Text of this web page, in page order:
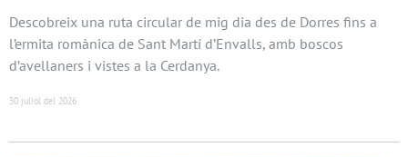
Descobreix una ruta circular de mig dia des de Dorres fins a
l’ermita romànica de Sant Martí d’Envalls, amb boscos
d’avellaners i vistes a la Cerdanya.
30 juliol del 2026